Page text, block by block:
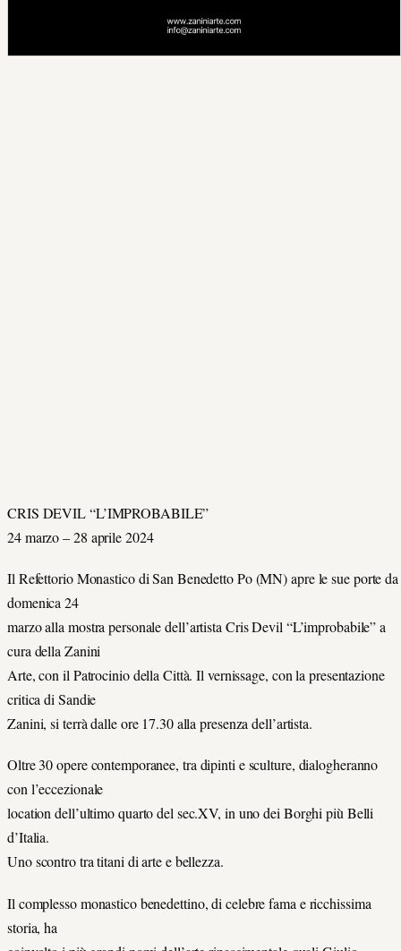
CRIS DEVIL “L’IMPROBABILE”
24 marzo – 28 aprile 2024
Il Refettorio Monastico di San Benedetto Po (MN) apre le sue porte da
domenica 24
marzo alla mostra personale dell’artista Cris Devil “L’improbabile” a
cura della Zanini
Arte, con il Patrocinio della Città. Il vernissage, con la presentazione
critica di Sandie
Zanini, si terrà dalle ore 17.30 alla presenza dell’artista.
Oltre 30 opere contemporanee, tra dipinti e sculture, dialogheranno
con l’eccezionale
location dell’ultimo quarto del sec.XV, in uno dei Borghi più Belli
d’Italia.
Uno scontro tra titani di arte e bellezza.
Il complesso monastico benedettino, di celebre fama e ricchissima
storia, ha